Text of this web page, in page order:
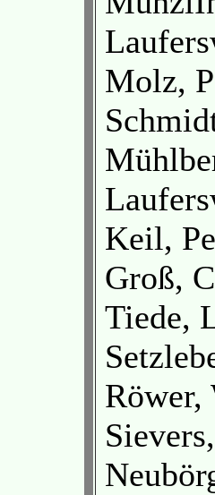
Molz,
Keil,
Groß,
Tiede,